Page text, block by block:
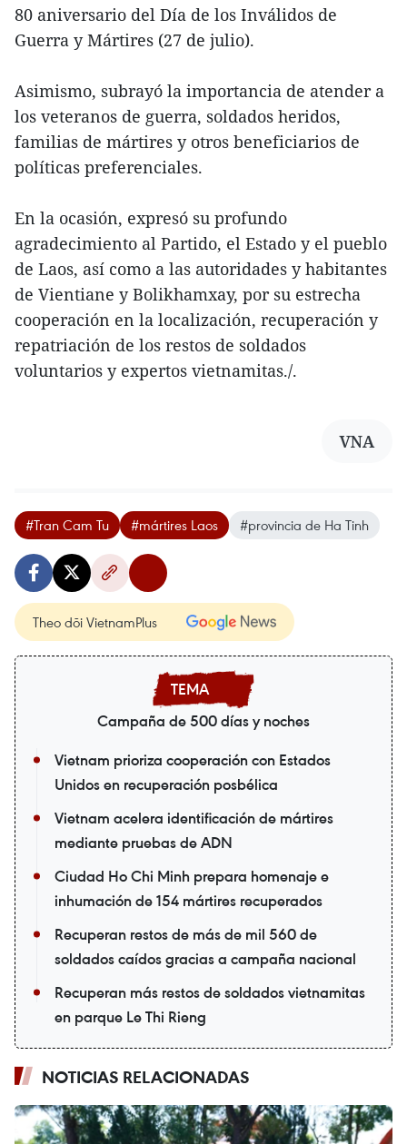
80 aniversario del Día de los Inválidos de
Guerra y Mártires (27 de julio).
Asimismo, subrayó la importancia de atender a
los veteranos de guerra, soldados heridos,
familias de mártires y otros beneficiarios de
políticas preferenciales.
En la ocasión, expresó su profundo
agradecimiento al Partido, el Estado y el pueblo
de Laos, así como a las autoridades y habitantes
de Vientiane y Bolikhamxay, por su estrecha
cooperación en la localización, recuperación y
repatriación de los restos de soldados
voluntarios y expertos vietnamitas./.
VNA
#Tran Cam Tu #mártires Laos #provincia de Ha Tinh
Theo dõi VietnamPlus
Campaña de 500 días y noches
Vietnam prioriza cooperación con Estados
Unidos en recuperación posbélica
Vietnam acelera identificación de mártires
mediante pruebas de ADN
Ciudad Ho Chi Minh prepara homenaje e
inhumación de 154 mártires recuperados
Recuperan restos de más de mil 560 de
soldados caídos gracias a campaña nacional
Recuperan más restos de soldados vietnamitas
en parque Le Thi Rieng
NOTICIAS RELACIONADAS